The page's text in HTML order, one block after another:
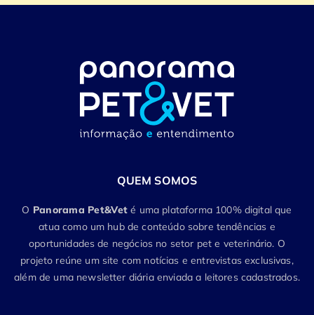
QUEM SOMOS
O Panorama Pet&Vet é uma plataforma 100% digital que
atua como um hub de conteúdo sobre tendências e
oportunidades de negócios no setor pet e veterinário. O
projeto reúne um site com notícias e entrevistas exclusivas,
além de uma newsletter diária enviada a leitores cadastrados.